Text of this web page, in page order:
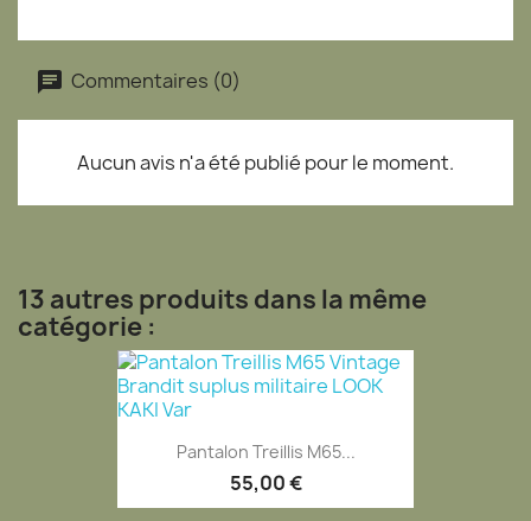
Commentaires (0)
Aucun avis n'a été publié pour le moment.
13 autres produits dans la même
catégorie :
Pantalon Treillis M65...
55,00 €